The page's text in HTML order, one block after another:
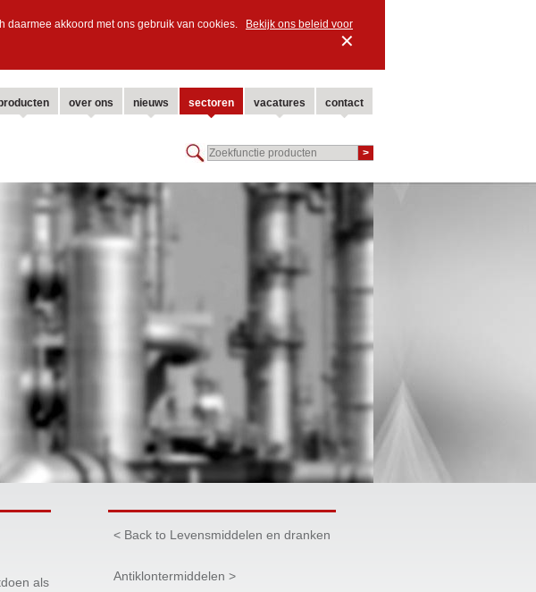
daarmee akkoord met ons gebruik van cookies.
Bekijk ons beleid voor
✕
over ons nieuws sectoren vacatures
contact
als
< Back to Levensmiddelen en dranken
Antiklontermiddelen >